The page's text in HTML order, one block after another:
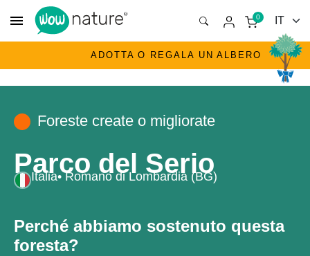
menu 0
ADOTTA O REGALA UN ALBERO
Foreste create o migliorate
Parco del Serio
Italia• Romano di Lombardia (BG)
Perché abbiamo sostenuto questa
foresta?